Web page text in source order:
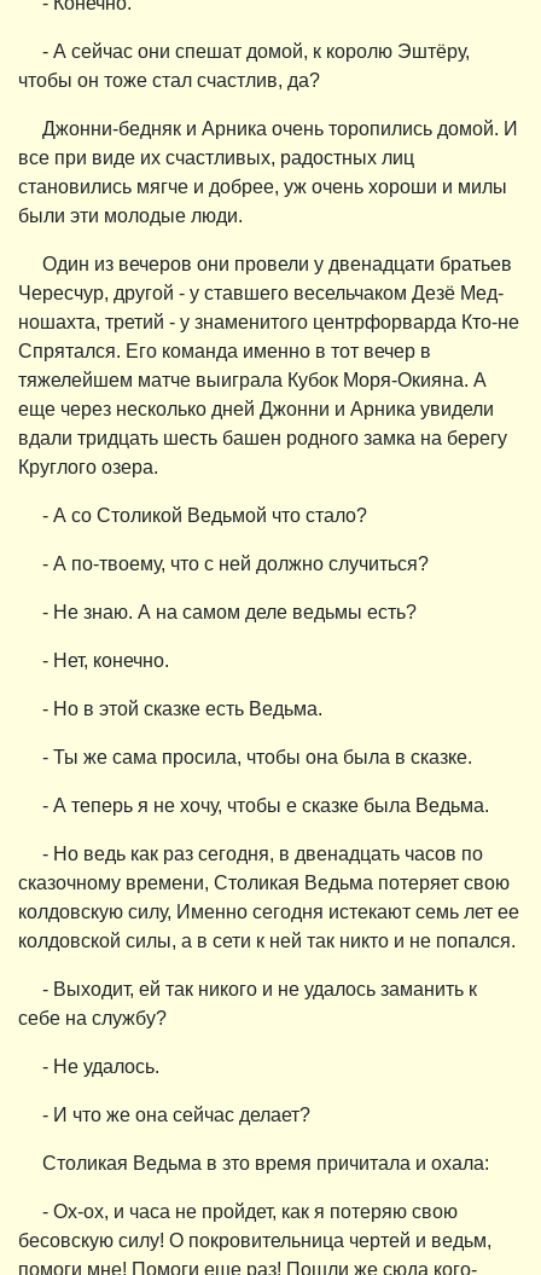
- А сейчас они спешат домой, к королю Эштёру,
чтобы он тоже стал счастлив, да?
Джонни-бедняк и Арника очень торопились домой. И
все при виде их счастливых, радостных лиц
становились мягче и добрее, уж очень хороши и милы
были эти молодые люди.
Один из вечеров они провели у двенадцати братьев
Чересчур, другой - у ставшего весельчаком Дезё Мед-
ношахта, третий - у знаменитого центрфорварда Кто-не
Спрятался. Его команда именно в тот вечер в
тяжелейшем матче выиграла Кубок Моря-Окияна. А
еще через несколько дней Джонни и Арника увидели
вдали тридцать шесть башен родного замка на берегу
Круглого озера.
- А со Столикой Ведьмой что стало?
- А по-твоему, что с ней должно случиться?
- Не знаю. А на самом деле ведьмы есть?
- Нет, конечно.
- Но в этой сказке есть Ведьма.
- Ты же сама просила, чтобы она была в сказке.
- А теперь я не хочу, чтобы е сказке была Ведьма.
- Но ведь как раз сегодня, в двенадцать часов по
сказочному времени, Столикая Ведьма потеряет свою
колдовскую силу, Именно сегодня истекают семь лет ее
колдовской силы, а в сети к ней так никто и не попался.
- Выходит, ей так никого и не удалось заманить к
себе на службу?
- Не удалось.
- И что же она сейчас делает?
Столикая Ведьма в зто время причитала и охала:
- Ох-ох, и часа не пройдет, как я потеряю свою
бесовскую силу! О покровительница чертей и ведьм,
помоги мне! Помоги еще раз! Пошли же сюда кого-